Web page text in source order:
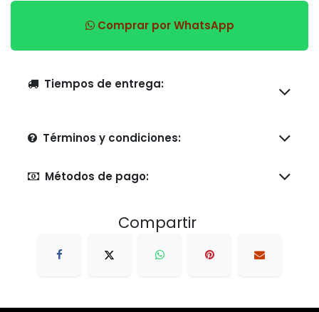
Comprar por WhatsApp
Tiempos de entrega:
Términos y condiciones:
Métodos de pago:
Compartir